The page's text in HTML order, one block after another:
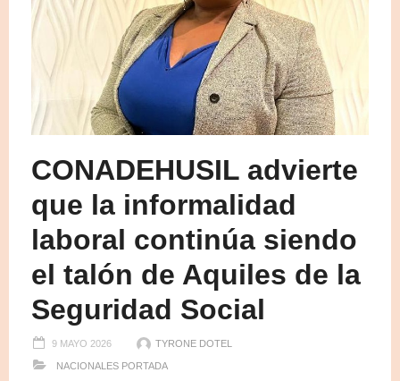
CONADEHUSIL advierte
que la informalidad
laboral continúa siendo
el talón de Aquiles de la
Seguridad Social
9 MAYO 2026 TYRONE DOTEL
NACIONALES PORTADA